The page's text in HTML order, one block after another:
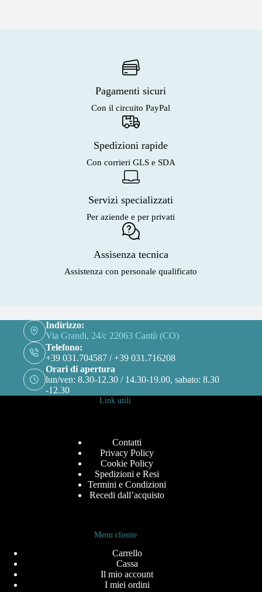
Pagamenti sicuri
Con il circuito PayPal
Spedizioni rapide
Con corrieri GLS e SDA
Servizi specializzati
Per aziende e per privati
Assisenza tecnica
Assistenza con personale qualificato
Indirizzo:
Via Grandi, 24/c 22063 Cantù (CO)
Telefono:
+39 031.704587 / +39 031.716208
Orari di apertura
lun/ven: 8.30-12.30 / 14.30-19.00, sabato: 8.30
-12.30
Link utili
Contatti
Privacy Policy
Cookie Policy
Spedizioni e Resi
Termini e Condizioni
Recedi dall’acquisto
Menu cliente
Carrello
Cassa
Il mio account
I miei ordini